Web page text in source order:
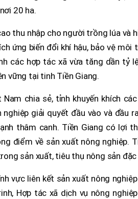
20 ha.
thu nhập cho người trồng lúa và
ứng biến đổi khí hậu, bảo vệ
các hợp tác xã vừa tăng dần tỷ
vững tại tinh Tiền Giang.
Nam chia sẻ, tỉnh khuyến khích
giải quyết đầu vào và đầu
thâm canh. Tiền Giang có lợi
điểm về sản xuất nông nghiệp.
sản xuất, tiêu thụ nông sản
vực liên kết sản xuất nông
Hợp tác xã dịch vụ nông